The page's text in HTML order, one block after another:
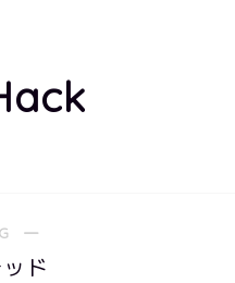
―
ド